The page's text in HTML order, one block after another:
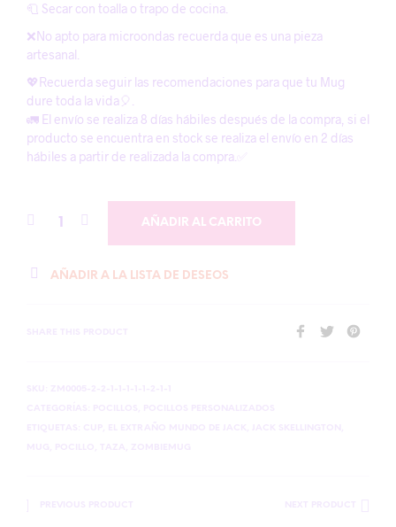
🧻 Secar con toalla o trapo de cocina.
❌No apto para microondas recuerda que es una pieza
artesanal.
💖Recuerda seguir las recomendaciones para que tu Mug
dure toda la vida🎈.
🚛 El envío se realiza 8 días hábiles después de la compra, si el
producto se encuentra en stock se realiza el envío en 2 días
hábiles a partir de realizada la compra.✅
AÑADIR AL CARRITO
AÑADIR A LA LISTA DE DESEOS